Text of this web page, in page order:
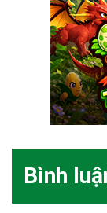
Bình